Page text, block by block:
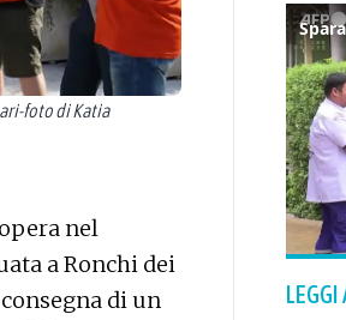
foto di Katia
nel
a Ronchi dei
di un
LEGGI